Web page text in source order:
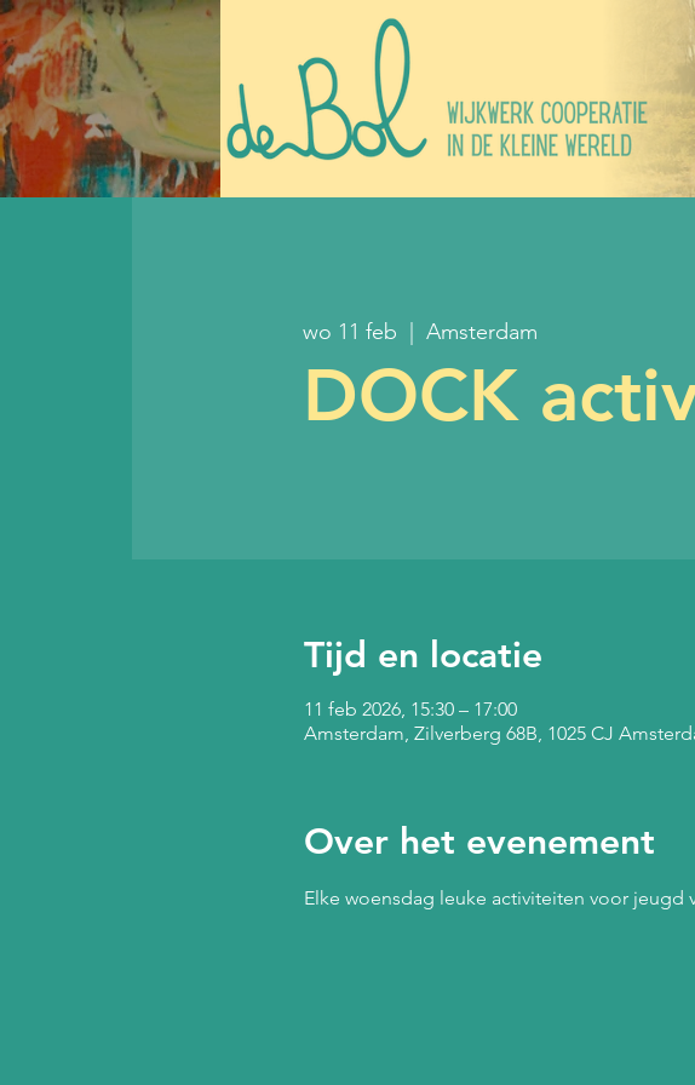
wo 11 feb Amsterdam
DOCK
Tijd en locatie
11 feb 2026, 15:30 – 17:00
Amsterdam, Zilverberg 68B, 1025 CJ
Over het evenement
Elke woensdag leuke activiteiten voor jeugd